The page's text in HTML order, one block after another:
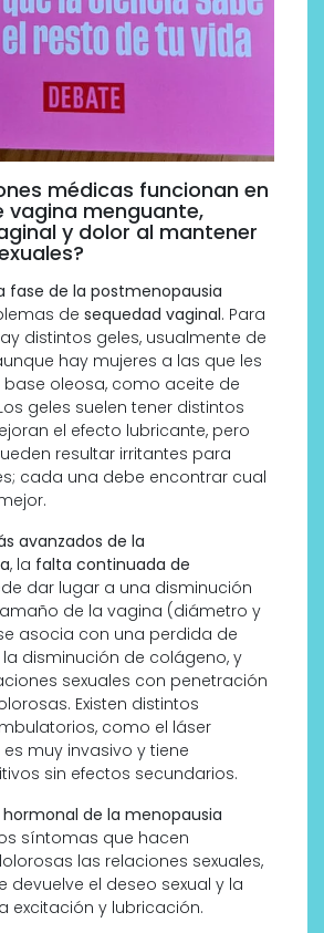
médicas funcionan en
vagina menguante,
y dolor al mantener
fase de la postmenopausia
de sequedad vaginal. Para
distintos geles, usualmente de
hay mujeres a las que les
oleosa, como aceite de
geles suelen tener distintos
el efecto lubricante, pero
resultar irritantes para
cada una debe encontrar cual
avanzados de la
, la falta continuada de
dar lugar a una disminución
de la vagina (diámetro y
asocia con una perdida de
disminución de colágeno, y
sexuales con penetración
Existen distintos
como el láser
muy invasivo y tiene
sin efectos secundarios.
de la menopausia
síntomas que hacen
las relaciones sexuales,
devuelve el deseo sexual y la
excitación y lubricación.